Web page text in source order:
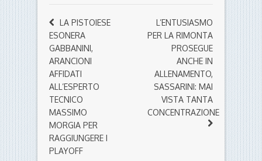
LA PISTOIESE
ESONERA
GABBANINI,
ARANCIONI
AFFIDATI
ALL’ESPERTO
TECNICO
MASSIMO
MORGIA PER
RAGGIUNGERE I
PLAYOFF
L’ENTUSIASMO
PER LA RIMONTA
PROSEGUE
ANCHE IN
ALLENAMENTO,
SASSARINI: MAI
VISTA TANTA
CONCENTRAZIONE